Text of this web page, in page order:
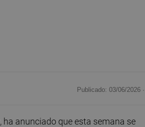
Publicado: 03/06/2026 ·
, ha anunciado que esta semana se